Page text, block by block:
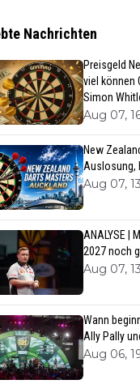
Nachrichten
Preisgeld
viel können
Simon
Aug 07,
New
Auslosung,
Aug 07,
ANALYSE |
2027 noch
Aug 07,
Wann
Ally Pally
Aug 06,